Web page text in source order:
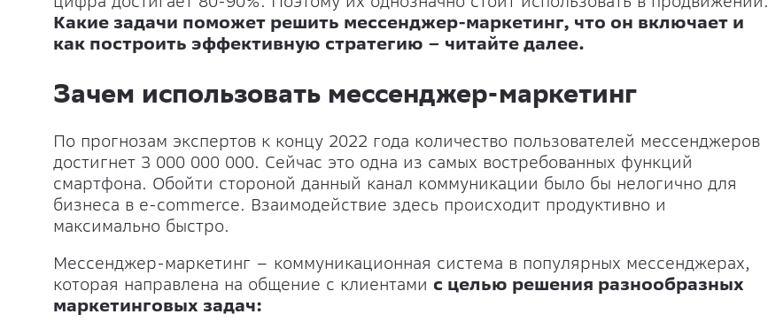
Какие задачи поможет решить мессенджер-маркетинг, что он включает и
как построить эффективную стратегию – читайте далее.
Зачем использовать мессенджер-маркетинг
По прогнозам экспертов к концу 2022 года количество пользователей мессенджеров
достигнет 3 000 000 000. Сейчас это одна из самых востребованных функций
смартфона. Обойти стороной данный канал коммуникации было бы нелогично для
бизнеса в e-commerce. Взаимодействие здесь происходит продуктивно и
максимально быстро.
Мессенджер-маркетинг – коммуникационная система в популярных мессенджерах,
которая направлена на общение с клиентами с целью решения разнообразных
маркетинговых задач: